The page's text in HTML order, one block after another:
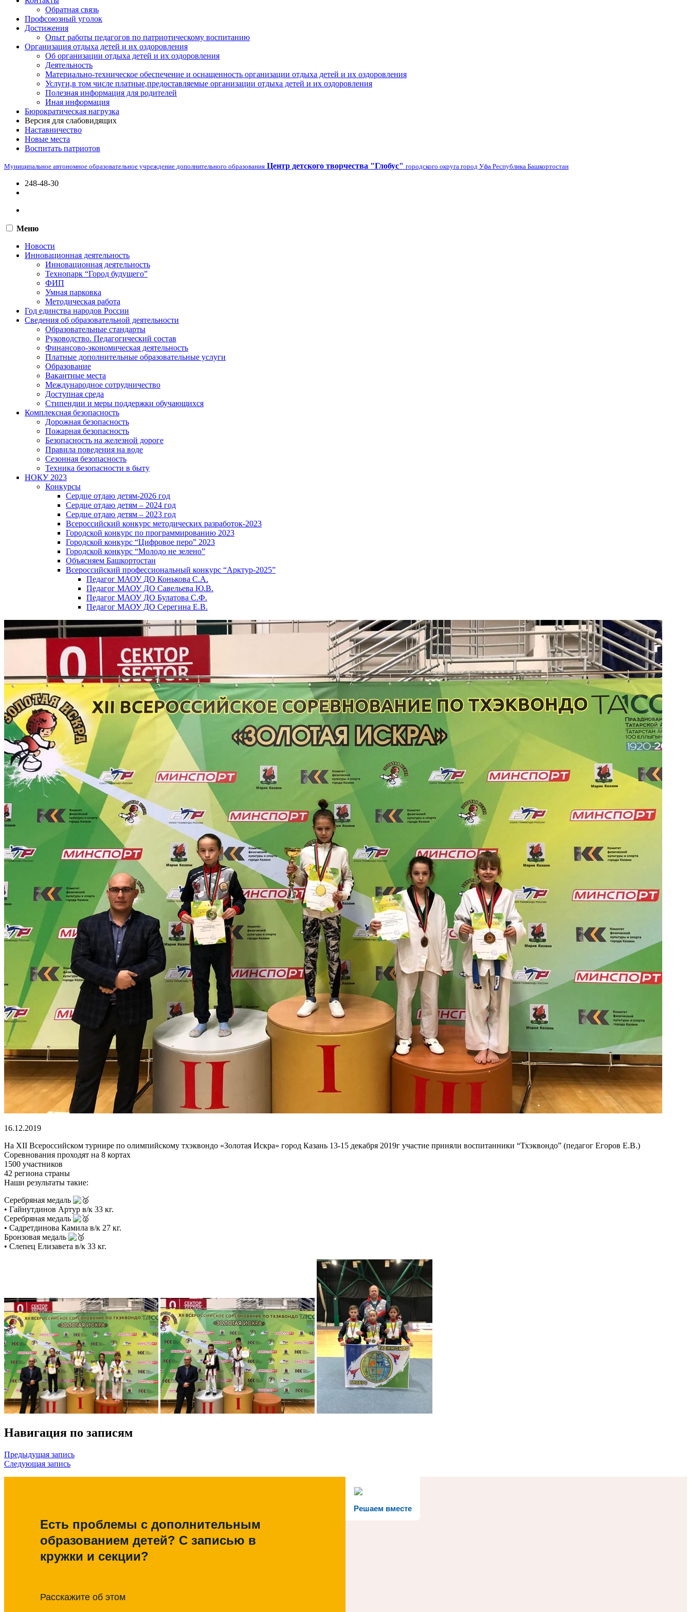
Обратная связь
Профсоюзный уголок
Достижения
Опыт работы педагогов по патриотическому воспитанию
Организация отдыха детей и их оздоровления
Об организации отдыха детей и их оздоровления
Деятельность
Материально-техническое обеспечение и оснащенность организации отдыха детей и их оздоровления
Услуги,в том числе платные,предоставляемые организации отдыха детей и их оздоровления
Полезная информация для родителей
Иная информация
Бюрократическая нагрузка
Версия для слабовидящих
Наставничество
Новые места
Воспитать патриотов
Муниципальное автономное образовательное учреждение дополнительного образования Центр детского творчества "Глобус" городского округа город Уфа Республика Башкортостан
248-48-30
Меню
Новости
Инновационная деятельность
Инновационная деятельность
Технопарк “Город будущего”
ФИП
Умная парковка
Методическая работа
Год единства народов России
Сведения об образовательной деятельности
Образовательные стандарты
Руководство. Педагогический состав
Финансово-экономическая деятельность
Платные дополнительные образовательные услуги
Образование
Вакантные места
Международное сотрудничество
Доступная среда
Стипендии и меры поддержки обучающихся
Комплексная безопасность
Дорожная безопасность
Пожарная безопасность
Безопасность на железной дороге
Правила поведения на воде
Сезонная безопасность
Техника безопасности в быту
НОКУ 2023
Конкурсы
Сердце отдаю детям-2026 год
Сердце отдаю детям – 2024 год
Сердце отдаю детям – 2023 год
Всероссийский конкурс методических разработок-2023
Городской конкурс по программированию 2023
Городской конкурс “Цифровое перо” 2023
Городской конкурс “Молодо не зелено”
Объясняем Башкортостан
Всероссийский профессиональный конкурс “Арктур-2025”
Педагог МАОУ ДО Конькова С.А.
Педагог МАОУ ДО Савельева Ю.В.
Педагог МАОУ ДО Булатова С.Ф.
Педагог МАОУ ДО Серегина Е.В.
16.12.2019
На XII Всероссийском турнире по олимпийскому тхэквондо «Золотая Искра» город Казань 13-15 декабря 2019г участие приняли воспитанники “Тхэквондо” (педагог Егоров Е.В.)
Соревнования проходят на 8 кортах
1500 участников
42 региона страны
Наши результаты такие:
Серебряная медаль
• Гайнутдинов Артур в/к 33 кг.
Серебряная медаль
• Садретдинова Камила в/к 27 кг.
Бронзовая медаль
• Слепец Елизавета в/к 33 кг.
Навигация по записям
Предыдущая запись
Следующая запись
Решаем вместе
Есть проблемы с дополнительным
образованием детей? С записью в
кружки и секции?
Расскажите об этом